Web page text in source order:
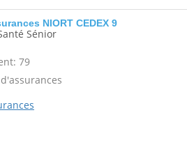
NIORT CEDEX 9
Sénior
79